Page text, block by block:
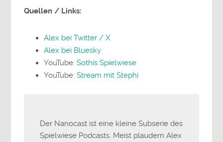
Quellen / Links:
Alex bei Twitter / X
Alex bei Bluesky
YouTube:Sothis Spielwiese
YouTube:Stream mit Stephi
Der Nanocast ist eine kleine Subserie des
Spielwiese Podcasts. Meist plaudern Alex